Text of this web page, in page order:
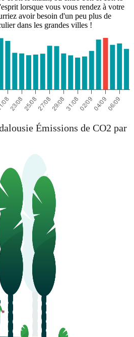
lorsque vous vous rendez à votre
avoir besoin d'un peu plus de
dans les grandes villes !
Émissions de CO2 par